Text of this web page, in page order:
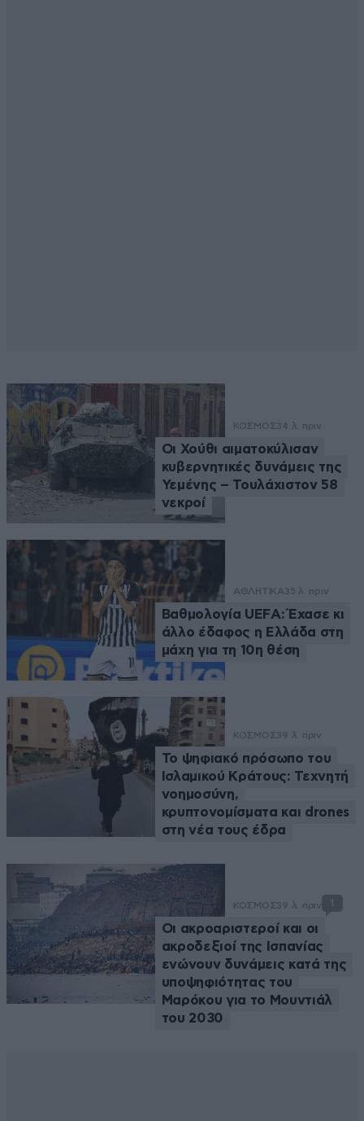
ΚΟΣΜΟΣ34 λ. πριν
Οι Χούθι αιματοκύλισαν
κυβερνητικές δυνάμεις της
Υεμένης – Τουλάχιστον 58
νεκροί
ΑΘΛΗΤΙΚΑ35 λ. πριν
Βαθμολογία UEFA: Έχασε κι
άλλο έδαφος η Ελλάδα στη
μάχη για τη 10η θέση
ΚΟΣΜΟΣ39 λ. πριν
Το ψηφιακό πρόσωπο του
Ισλαμικού Κράτους: Τεχνητή
νοημοσύνη,
κρυπτονομίσματα και drones
στη νέα τους έδρα
ΚΟΣΜΟΣ39 λ. πριν 1
Οι ακροαριστεροί και οι
ακροδεξιοί της Ισπανίας
ενώνουν δυνάμεις κατά της
υποψηφιότητας του
Μαρόκου για το Μουντιάλ
του 2030